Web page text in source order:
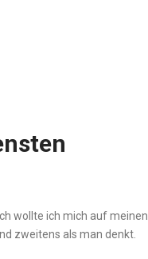
wollte ich mich auf meinen
zweitens als man denkt.